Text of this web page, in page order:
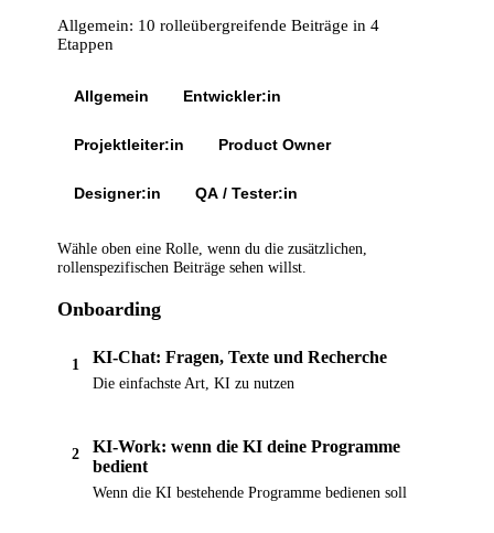
Allgemein: 10 rolleübergreifende Beiträge in 4
Etappen
Allgemein Entwickler:in
Projektleiter:in Product Owner
Designer:in QA / Tester:in
Wähle oben eine Rolle, wenn du die zusätzlichen,
rollenspezifischen Beiträge sehen willst.
Onboarding
1 KI-Chat: Fragen, Texte und Recherche
Die einfachste Art, KI zu nutzen
2
KI-Work: wenn die KI deine Programme
bedient
Wenn die KI bestehende Programme bedienen soll